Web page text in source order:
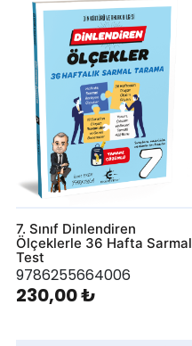
7. Sınıf Dinlendiren
Ölçeklerle 36 Hafta Sarmal
Test
9786255664006
230,00 ₺